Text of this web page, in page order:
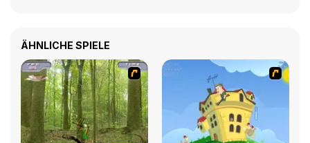
ÄHNLICHE SPIELE